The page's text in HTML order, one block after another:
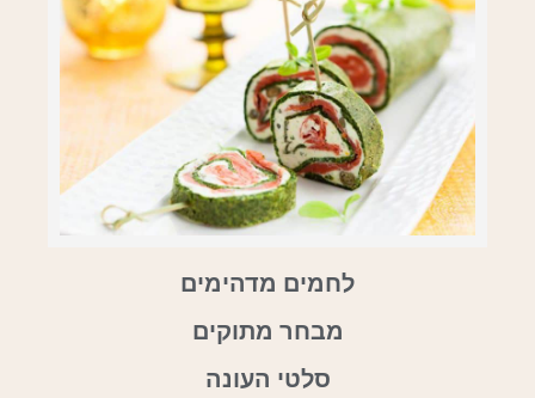
לחמים מדהימים
מבחר מתוקים
סלטי העונה